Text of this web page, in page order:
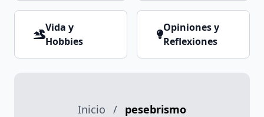
Vida y
Hobbies
Opiniones y
Reflexiones
Inicio / pesebrismo